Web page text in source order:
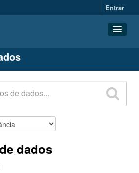
Entrar
dados